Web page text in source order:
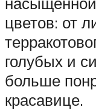
цветов: от
голубых и
больше
красавице.